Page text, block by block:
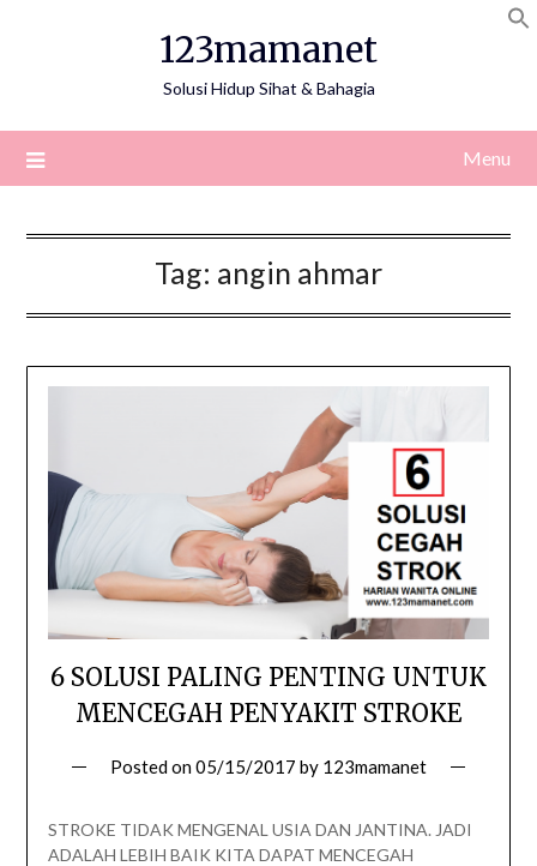
123mamanet
Solusi Hidup Sihat & Bahagia
Menu
Tag: angin ahmar
6 SOLUSI PALING PENTING UNTUK
MENCEGAH PENYAKIT STROKE
Posted on05/15/2017 by 123mamanet
STROKE TIDAK MENGENAL USIA DAN JANTINA. JADI
ADALAH LEBIH BAIK KITA DAPAT MENCEGAH